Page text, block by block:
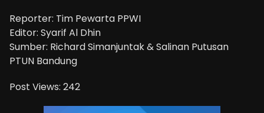
Reporter: Tim Pewarta PPWI
Editor: Syarif Al Dhin
Sumber: Richard Simanjuntak & Salinan Putusan
PTUN Bandung
Post Views: 242